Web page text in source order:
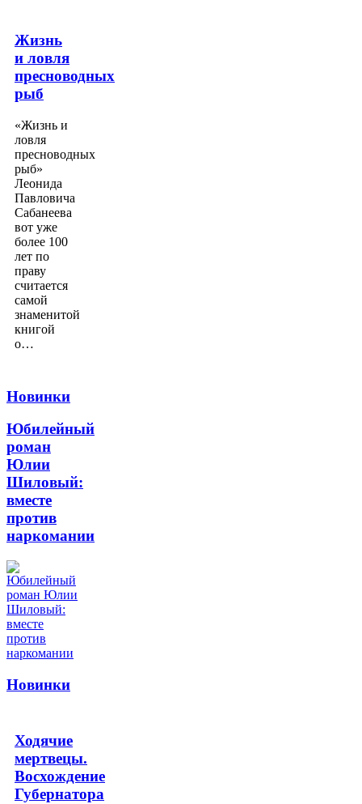
Жизнь
и ловля
пресноводных
рыб
«Жизнь и
ловля
пресноводных
рыб»
Леонида
Павловича
Сабанеева
вот уже
более 100
лет по
праву
считается
самой
знаменитой
книгой
о…
Новинки
Юбилейный
роман
Юлии
Шиловый:
вместе
против
наркомании
Новинки
Ходячие
мертвецы.
Восхождение
Губернатора